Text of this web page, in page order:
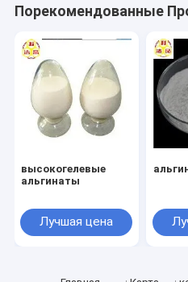
Порекомендованные
высокогелевые
альгинаты
Лучшая цена